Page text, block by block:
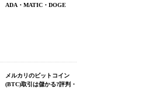
ADA・MATIC・DOGE
メルカリのビットコイン
(BTC)取引は儲かる?評判・